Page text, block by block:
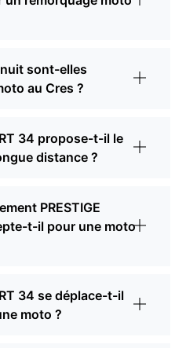
sont-elles
au Cres ?
34 propose-t-il le
distance ?
PRESTIGE
t-il pour une moto
34 se déplace-t-il
moto ?